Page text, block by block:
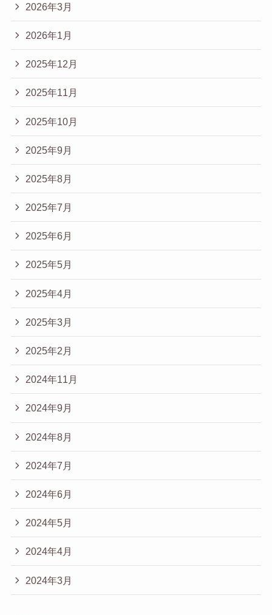
2026年3月
2026年1月
2025年12月
2025年11月
2025年10月
2025年9月
2025年8月
2025年7月
2025年6月
2025年5月
2025年4月
2025年3月
2025年2月
2024年11月
2024年9月
2024年8月
2024年7月
2024年6月
2024年5月
2024年4月
2024年3月